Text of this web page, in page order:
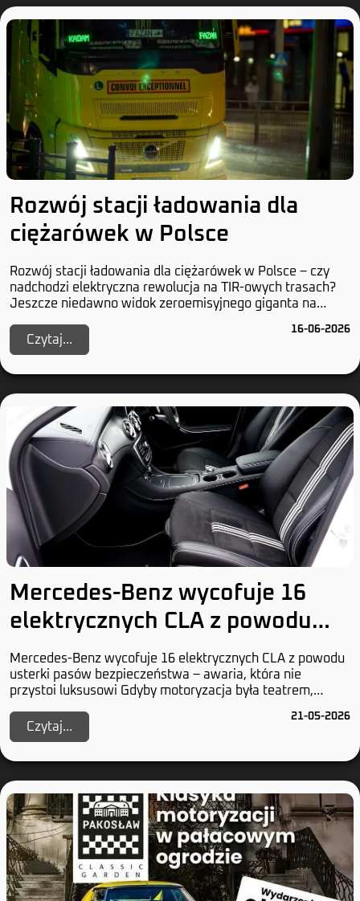
Rozwój stacji ładowania dla
ciężarówek w Polsce
Rozwój stacji ładowania dla ciężarówek w Polsce – czy
nadchodzi elektryczna rewolucja na TIR-owych trasach?
Jeszcze niedawno widok zeroemisyjnego giganta na
Czytaj...
16-06-2026
Mercedes-Benz wycofuje 16
elektrycznych CLA z powodu
usterki pasów bezpieczeństwa
Mercedes-Benz wycofuje 16 elektrycznych CLA z powodu
usterki pasów bezpieczeństwa – awaria, która nie
przystoi luksusowi Gdyby motoryzacja była teatrem,
Czytaj...
21-05-2026